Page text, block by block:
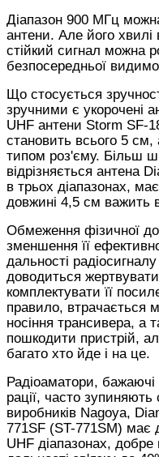
Діапазон 900 МГц
антени. Але його
стійкий сигнал можна
безпосередньої
Що стосується
зручними є укорочені
UHF антени Storm SF-
становить всього 5
типом роз'єму. Більш
відрізняється антена
в трьох діапазонах,
довжині 4,5 см важить
Обмеження фізичної
зменшення її
дальності
доводиться жертвувати
комплектувати її
правило, втрачається
носіння трансивера, а
пошкодити пристрій,
багато хто йде і на це.
Радіоаматори,
рації, часто
виробників Nagoya,
771SF (ST-771SM) має
UHF діапазонах, добре